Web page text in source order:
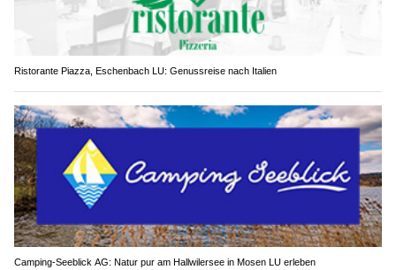
Ristorante Piazza, Eschenbach LU: Genussreise nach Italien
Camping-Seeblick AG: Natur pur am Hallwilersee in Mosen LU erleben